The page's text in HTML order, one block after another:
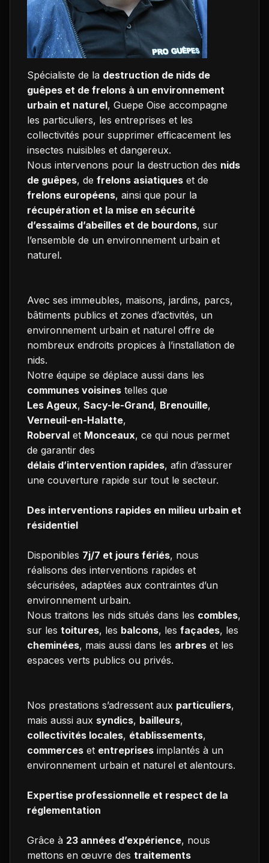
Spécialiste de la destruction de nids de
guêpes et de frelons à un environnement
urbain et naturel, Guepe Oise accompagne
les particuliers, les entreprises et les
collectivités pour supprimer efficacement les
insectes nuisibles et dangereux.
Nous intervenons pour la destruction des nids
de guêpes, de frelons asiatiques et de
frelons européens, ainsi que pour la
récupération et la mise en sécurité
d’essaims d’abeilles et de bourdons, sur
l’ensemble de un environnement urbain et
naturel.
Avec ses immeubles, maisons, jardins, parcs,
bâtiments publics et zones d’activités, un
environnement urbain et naturel offre de
nombreux endroits propices à l’installation de
nids.
Notre équipe se déplace aussi dans les
communes voisines telles que
Les Ageux, Sacy-le-Grand, Brenouille,
Verneuil-en-Halatte,
Roberval et Monceaux, ce qui nous permet
de garantir des
délais d’intervention rapides, afin d’assurer
une couverture rapide sur tout le secteur.
Des interventions rapides en milieu urbain et
résidentiel
Disponibles 7j/7 et jours fériés, nous
réalisons des interventions rapides et
sécurisées, adaptées aux contraintes d’un
environnement urbain.
Nous traitons les nids situés dans les combles,
sur les toitures, les balcons, les façades, les
cheminées, mais aussi dans les arbres et les
espaces verts publics ou privés.
Nos prestations s’adressent aux particuliers,
mais aussi aux syndics, bailleurs,
collectivités locales, établissements,
commerces et entreprises implantés à un
environnement urbain et naturel et alentours.
Expertise professionnelle et respect de la
réglementation
Grâce à 23 années d’expérience, nous
mettons en œuvre des traitements